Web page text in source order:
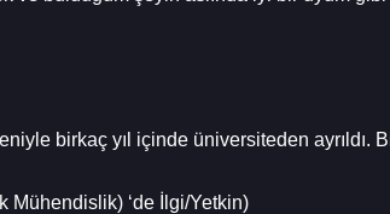
birkaç yıl içinde üniversiteden ayrıldı.
Mühendislik) ‘de İlgi/Yetkin)